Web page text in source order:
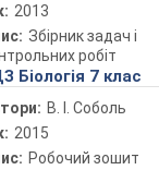
2013
Збірник задач і
робіт
Біологія 7 клас
В. І. Соболь
2015
Робочий зошит